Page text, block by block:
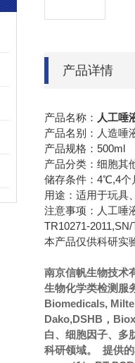
产品详情
产品名称： 人工唾
产品名别：人造唾
产品规格：500ml
产品分类：细胞其
储存条件：4℃,4个
用途：适用于玩具
注意事项：人工唾
TR10271-
本产品仅供科研实
南京信帆生物技术
生物化学类检测服
Biomedicals,
Dako,DSHB，
白、细胞因子、多
科研领域。 提供